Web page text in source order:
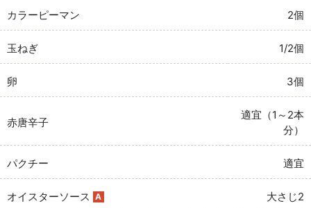
カラーピーマン 2個
玉ねぎ 1/2個
卵 3個
赤唐辛子
適宜（1～2本
分）
パクチー 適宜
オイスターソース A 大さじ2